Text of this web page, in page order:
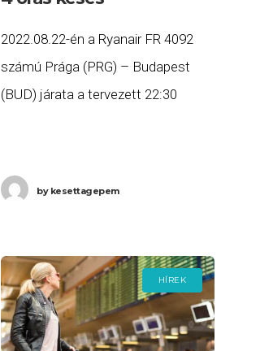
2022.08.22-én a Ryanair FR 4092
számú Prága (PRG) – Budapest
(BUD) járata a tervezett 22:30
Budapestre. Ha Ön a
bykesettagepem
HÍREK